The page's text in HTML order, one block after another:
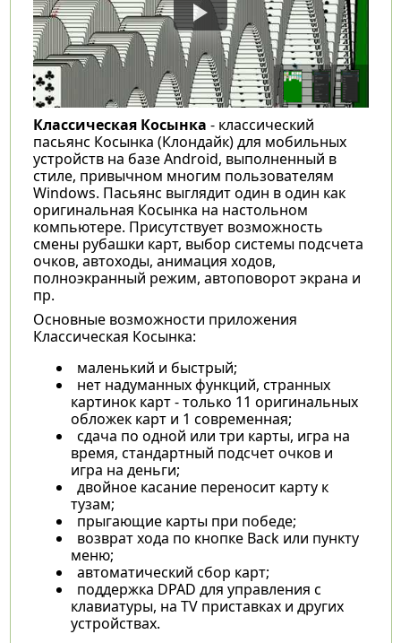
Классическая Косынка - классический
пасьянс Косынка (Клондайк) для мобильных
устройств на базе Android, выполненный в
стиле, привычном многим пользователям
Windows. Пасьянс выглядит один в один как
оригинальная Косынка на настольном
компьютере. Присутствует возможность
смены рубашки карт, выбор системы подсчета
очков, автоходы, анимация ходов,
полноэкранный режим, автоповорот экрана и
пр.
Основные возможности приложения
Классическая Косынка:
маленький и быстрый;
нет надуманных функций, странных
картинок карт - только 11 оригинальных
обложек карт и 1 современная;
сдача по одной или три карты, игра на
время, стандартный подсчет очков и
игра на деньги;
двойное касание переносит карту к
тузам;
прыгающие карты при победе;
возврат хода по кнопке Back или пункту
меню;
автоматический сбор карт;
поддержка DPAD для управления с
клавиатуры, на TV приставках и других
устройствах.